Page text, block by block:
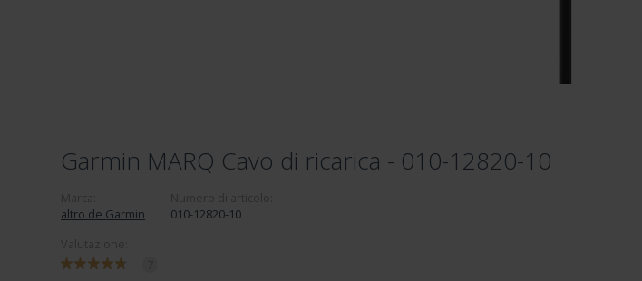
Garmin MARQ Cavo di ricarica - 010-12820-10
altro de Garmin
010-12820-10